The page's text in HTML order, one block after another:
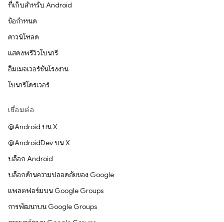
ที่เก็บสำหรับ Android
ข้อกำหนด
ดาวน์โหลด
แสดงพรีวิวไบนารี
อิมเมจเวอร์ชันโรงงาน
ไบนารีไดรเวอร์
เชื่อมต่อ
@Android บน X
@AndroidDev บน X
บล็อก Android
บล็อกด้านความปลอดภัยของ Google
แพลตฟอร์มบน Google Groups
การพัฒนาบน Google Groups